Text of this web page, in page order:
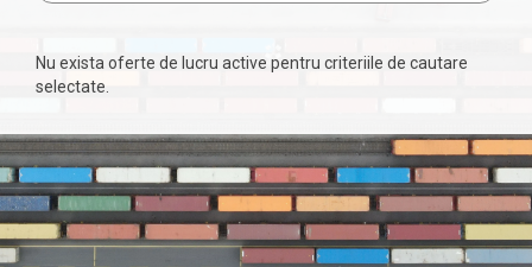
Nu exista oferte de lucru active pentru criteriile de cautare
selectate.